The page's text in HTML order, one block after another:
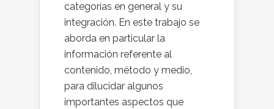
categorías en general y su
integración. En este trabajo se
aborda en particular la
información referente al
contenido, método y medio,
para dilucidar algunos
importantes aspectos que